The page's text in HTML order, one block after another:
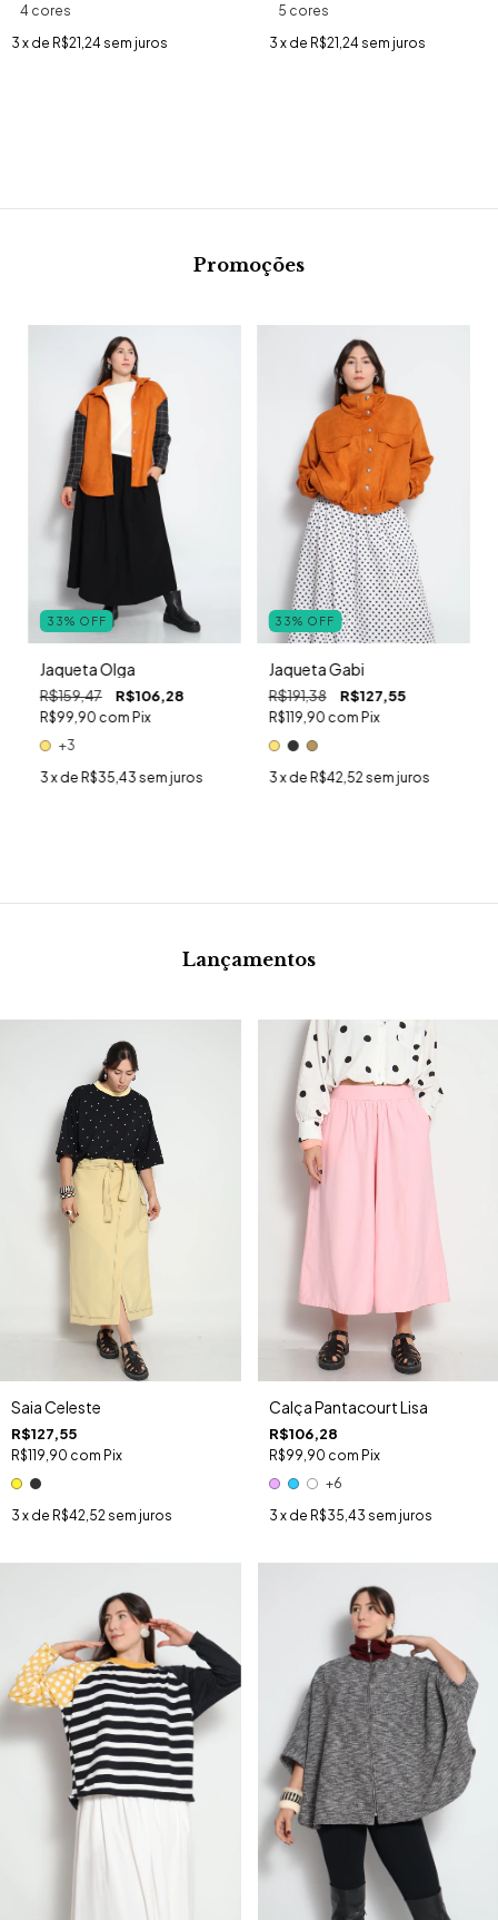
4 cores
3 x de R$21,24 sem juros
5 cores
3 x de R$21,24 sem juros
Promoções
33% OFF
Jaqueta Olga
R$159,47 R$106,28
R$99,90 com Pix
+3
3x de R$35,43 sem juros
33% OFF
Jaqueta Gabi
R$191,38 R$127,55
R$119,90 com Pix
3x de R$42,52 sem juros
Lançamentos
Saia Celeste
R$127,55
R$119,90 com Pix
3 x de R$42,52 sem juros
Calça Pantacourt Lisa
R$106,28
R$99,90 com Pix
+6
3 x de R$35,43 sem juros